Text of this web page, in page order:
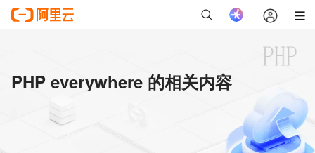
PHP everywhere 的相关内容